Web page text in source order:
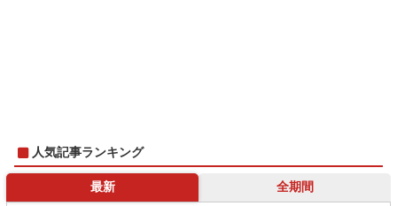
人気記事ランキング
最新 全期間